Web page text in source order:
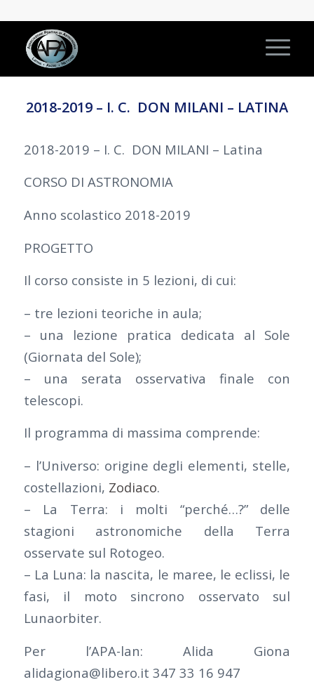
2018-2019 – I. C. DON MILANI – LATINA
2018-2019 – I. C. DON MILANI – Latina
CORSO DI ASTRONOMIA
Anno scolastico 2018-2019
PROGETTO
Il corso consiste in 5 lezioni, di cui:
– tre lezioni teoriche in aula;
– una lezione pratica dedicata al Sole
(Giornata del Sole);
– una serata osservativa finale con
telescopi.
Il programma di massima comprende:
– l’Universo: origine degli elementi, stelle,
costellazioni, Zodiaco.
– La Terra: i molti “perché…?” delle
stagioni astronomiche della Terra
osservate sul Rotogeo.
– La Luna: la nascita, le maree, le eclissi, le
fasi, il moto sincrono osservato sul
Lunaorbiter.
Per l’APA-lan: Alida Giona
alidagiona@libero.it 347 33 16 947